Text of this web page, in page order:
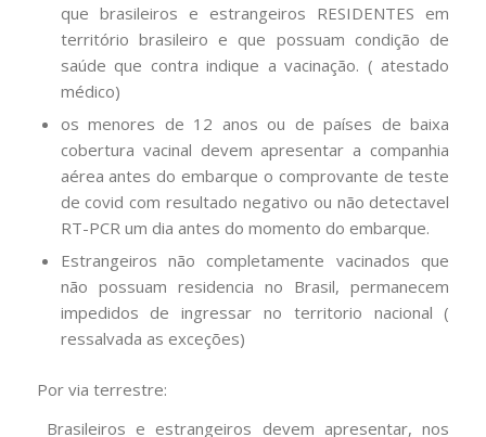
que brasileiros e estrangeiros RESIDENTES em
território brasileiro e que possuam condição de
saúde que contra indique a vacinação. ( atestado
médico)
os menores de 12 anos ou de países de baixa
cobertura vacinal devem apresentar a companhia
aérea antes do embarque o comprovante de teste
de covid com resultado negativo ou não detectavel
RT-PCR um dia antes do momento do embarque.
Estrangeiros não completamente vacinados que
não possuam residencia no Brasil, permanecem
impedidos de ingressar no territorio nacional (
ressalvada as exceções)
Por via terrestre:
Brasileiros e estrangeiros devem apresentar, nos